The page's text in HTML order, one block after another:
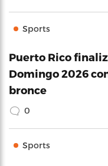
Sports
Puerto Rico
Domingo 2026
bronce
0
Sports